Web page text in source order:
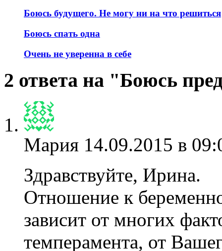
Боюсь будущего. Не могу ни на что решиться
Боюсь спать одна
Очень не уверенна в себе
2 ответа на "Боюсь
Мария 14.09.2015 в
Здравствуйте, Ирина.
Отношение к
зависит от многих
темперамента, от